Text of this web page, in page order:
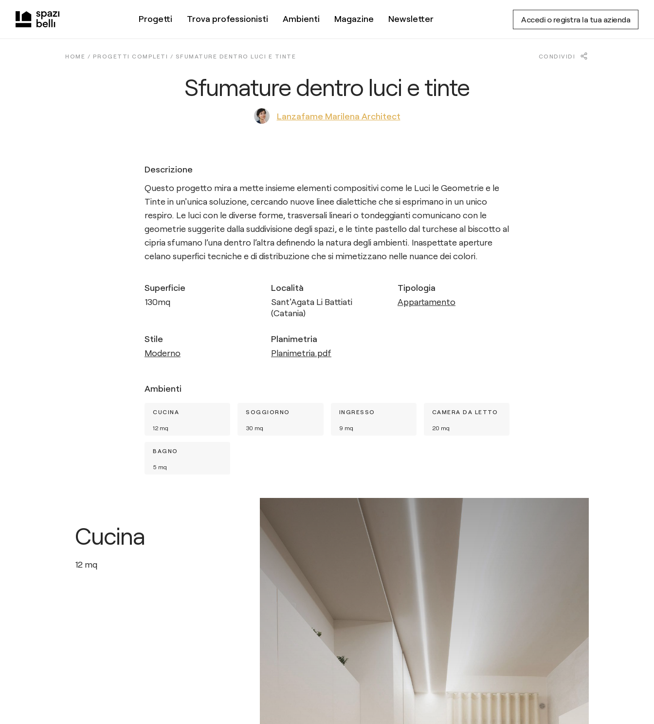
Progetti Trova professionisti Ambienti Magazine Newsletter Accedi o registra la tua azienda
HOME / PROGETTI COMPLETI / SFUMATURE DENTRO LUCI E TINTE CONDIVIDI
Sfumature dentro luci e tinte
Lanzafame Marilena Architect
Descrizione
Questo progetto mira a mette insieme elementi compositivi come le Luci le Geometrie e le
Tinte in un'unica soluzione, cercando nuove linee dialettiche che si esprimano in un unico
respiro. Le luci con le diverse forme, trasversali lineari o tondeggianti comunicano con le
geometrie suggerite dalla suddivisione degli spazi, e le tinte pastello dal turchese al biscotto al
cipria sfumano l’una dentro l’altra definendo la natura degli ambienti. Inaspettate aperture
celano superfici tecniche e di distribuzione che si mimetizzano nelle nuance dei colori.
Superficie
130mq
Località
Sant'Agata Li Battiati
(Catania)
Tipologia
Appartamento
Stile
Moderno
Planimetria
Planimetria.pdf
Ambienti
CUCINA
12 mq
SOGGIORNO
30 mq
INGRESSO
9 mq
CAMERA DA LETTO
20 mq
BAGNO
5 mq
Cucina
12 mq